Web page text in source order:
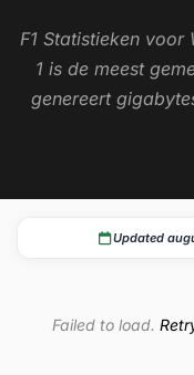
F1 Statistieken voor
1 is de meest
genereert
Updated
Failed to load.